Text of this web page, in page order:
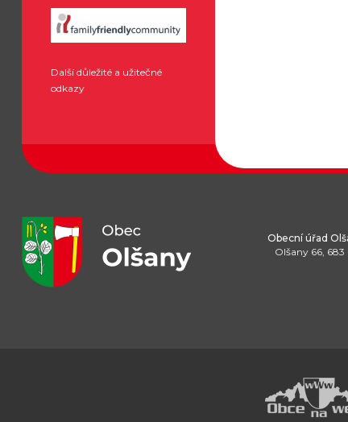
Další důležité a užitečné
odkazy
Obecní úřad
Olšany 66, 683